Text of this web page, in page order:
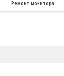
Ремонт монитора